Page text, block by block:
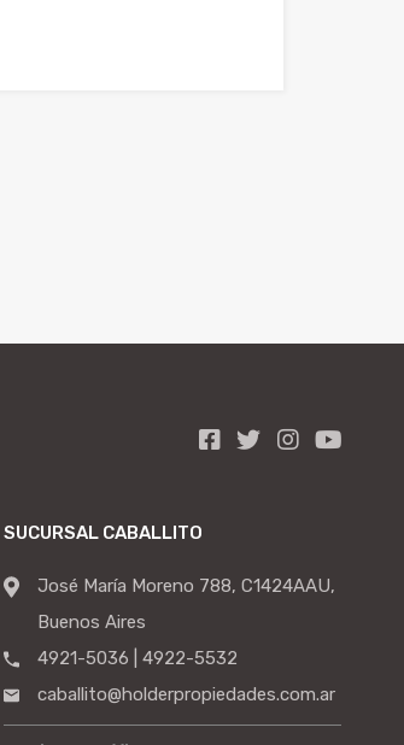
SUCURSAL CABALLITO
José María Moreno 788, C1424AAU,
Buenos Aires
4921-5036 | 4922-5532
caballito@holderpropiedades.com.ar